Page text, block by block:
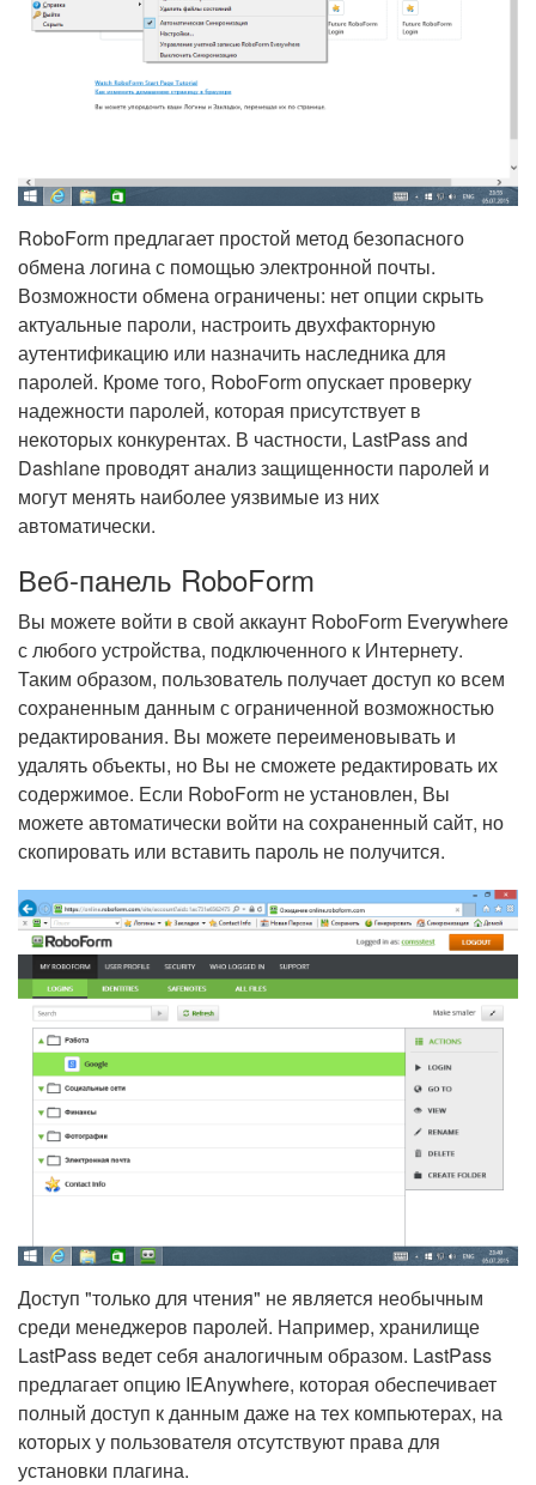
RoboForm предлагает простой метод безопасного
обмена логина с помощью электронной почты.
Возможности обмена ограничены: нет опции скрыть
актуальные пароли, настроить двухфакторную
аутентификацию или назначить наследника для
паролей. Кроме того, RoboForm опускает проверку
надежности паролей, которая присутствует в
некоторых конкурентах. В частности, LastPass and
Dashlane проводят анализ защищенности паролей и
могут менять наиболее уязвимые из них
автоматически.
Веб-панель RoboForm
Вы можете войти в свой аккаунт RoboForm Everywhere
с любого устройства, подключенного к Интернету.
Таким образом, пользователь получает доступ ко всем
сохраненным данным с ограниченной возможностью
редактирования. Вы можете переименовывать и
удалять объекты, но Вы не сможете редактировать их
содержимое. Если RoboForm не установлен, Вы
можете автоматически войти на сохраненный сайт, но
скопировать или вставить пароль не получится.
Доступ "только для чтения" не является необычным
среди менеджеров паролей. Например, хранилище
LastPass ведет себя аналогичным образом. LastPass
предлагает опцию IEAnywhere, которая обеспечивает
полный доступ к данным даже на тех компьютерах, на
которых у пользователя отсутствуют права для
установки плагина.